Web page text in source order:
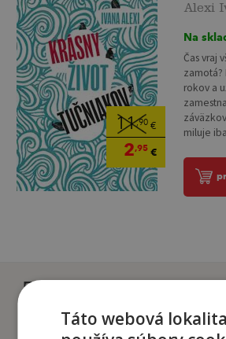
11,90 €
2,95 €
Alexi
Na
Čas vraj
zamotá?
rokov a
miluje
Zákazníci, ktorí si
tento titul si tiež
Táto webová lokalita